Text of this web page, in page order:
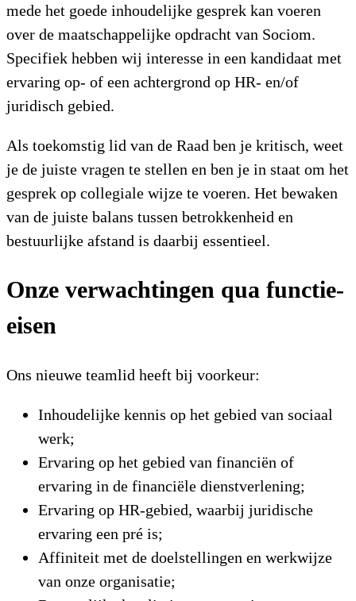
mede het goede inhoudelijke gesprek kan voeren
over de maatschappelijke opdracht van Sociom.
Specifiek hebben wij interesse in een kandidaat met
ervaring op- of een achtergrond op HR- en/of
juridisch gebied.
Als toekomstig lid van de Raad ben je kritisch, weet
je de juiste vragen te stellen en ben je in staat om het
gesprek op collegiale wijze te voeren. Het bewaken
van de juiste balans tussen betrokkenheid en
bestuurlijke afstand is daarbij essentieel.
Onze verwachtingen qua functie-
eisen
Ons nieuwe teamlid heeft bij voorkeur:
Inhoudelijke kennis op het gebied van sociaal
werk;
Ervaring op het gebied van financiën of
ervaring in de financiële dienstverlening;
Ervaring op HR-gebied, waarbij juridische
ervaring een pré is;
Affiniteit met de doelstellingen en werkwijze
van onze organisatie;